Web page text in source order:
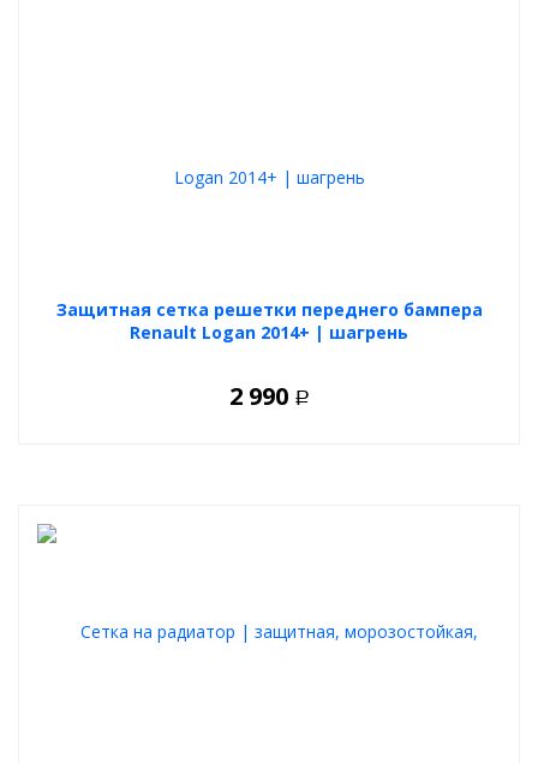
Защитная сетка решетки переднего бампера
Renault Logan 2014+ | шагрень
2 990 Р